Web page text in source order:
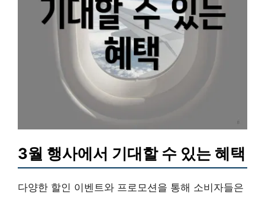
3월 행사에서 기대할 수 있는 혜택
다양한 할인 이벤트와 프로모션을 통해 소비자들은